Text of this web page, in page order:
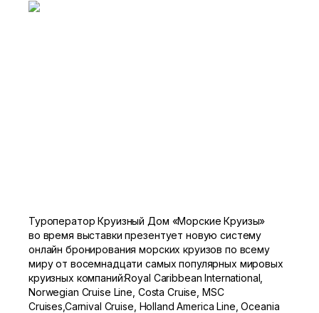
Туроператор Круизный Дом «Морские Круизы»
во время выставки презентует новую систему
онлайн бронирования морских круизов по всему
миру от восемнадцати самых популярных мировых
круизных компаний:Royal Caribbean International,
Norwegian Cruise Line, Costa Cruise, MSC
Cruises,Carnival Cruise, Holland America Line, Oceania